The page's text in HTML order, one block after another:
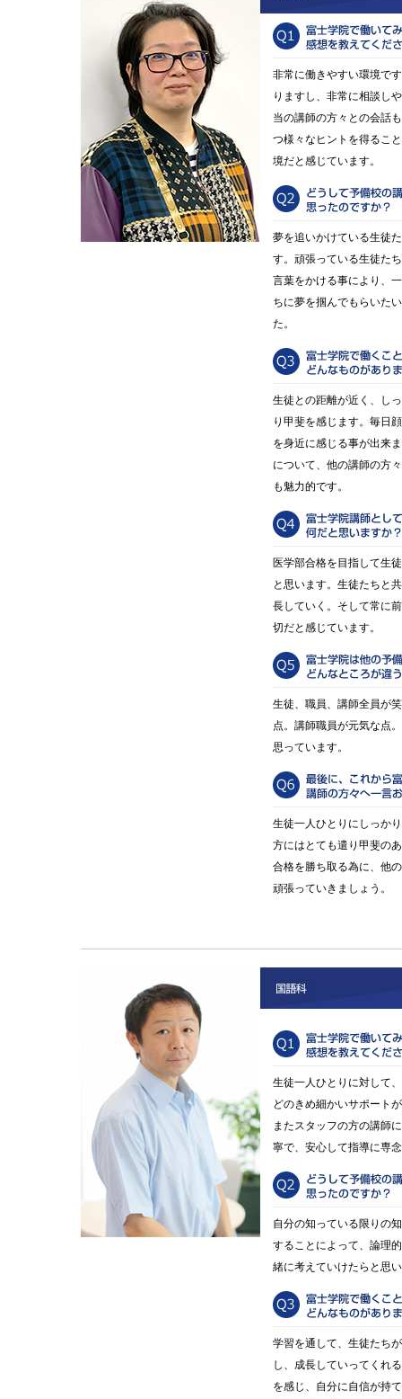
非常に働きやすい環境で
りますし、非常に相談し
当の講師の方々との会話
つ様々なヒントを得るこ
境だと感じています。
夢を追いかけている生徒
す。頑張っている生徒た
言葉をかける事により、
ちに夢を掴んでもらいた
た。
生徒との距離が近く、し
り甲斐を感じます。毎日
を身近に感じる事が出来
について、他の講師の方
も魅力的です。
医学部合格を目指して生
と思います。生徒たちと
長していく。そして常に
切だと感じています。
生徒、職員、講師全員が
点。講師職員が元気な点
思っています。
生徒一人ひとりにしっか
方にはとても遣り甲斐の
合格を勝ち取る為に、他
頑張っていきましょう。
生徒一人ひとりに対して
どのきめ細かいサポート
またスタッフの方の講師
寧で、安心して指導に専
自分の知っている限りの
することによって、論理
緒に考えていけたらと思
学習を通して、生徒たち
し、成長していってくれ
を感じ、自分に自信が持